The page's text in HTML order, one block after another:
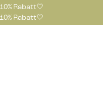
Rabatt🤍
Rabatt🤍